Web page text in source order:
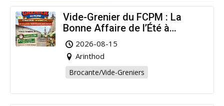
Vide-Grenier du FCPM : La
Bonne Affaire de l’Été à
Arinthod !
2026-08-15
Arinthod
Brocante/Vide-Greniers